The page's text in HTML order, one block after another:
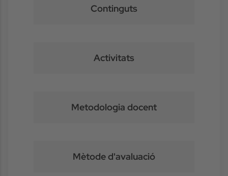
Continguts
Activitats
Metodologia docent
Mètode d'avaluació